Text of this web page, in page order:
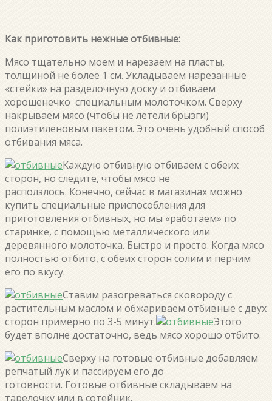
Как приготовить нежные отбивные:
Мясо тщательно моем и нарезаем на пласты,
толщиной не более 1 см. Укладываем нарезанные
«стейки» на разделочную доску и отбиваем
хорошенечко специальным молоточком. Сверху
накрываем мясо (чтобы не летели брызги)
полиэтиленовым пакетом. Это очень удобный способ
отбивания мяса.
Каждую отбивную отбиваем с обеих
сторон, но следите, чтобы мясо не
расползлось. Конечно, сейчас в магазинах можно
купить специальные приспособления для
приготовления отбивных, но мы «работаем» по
старинке, с помощью металлического или
деревянного молоточка. Быстро и просто. Когда мясо
полностью отбито, с обеих сторон солим и перчим
его по вкусу.
Ставим разогреваться сковороду с
растительным маслом и обжариваем отбивные с двух
сторон примерно по 3-5 минут.
Этого
будет вполне достаточно, ведь мясо хорошо отбито.
Сверху на готовые отбивные добавляем
репчатый лук и пассируем его до
готовности. Готовые отбивные складываем на
тарелочку или в сотейник.